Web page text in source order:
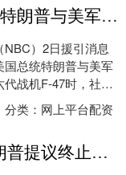
牛8配资 美媒：特朗普与美军高官讨论F-47机密会议，扎克伯格突然闯入
）2日援引消息
国总统特朗普与美军
战机F-47时，社交
官马克·扎克伯....
分类： 网上平台配资
智成网配资 特朗普提议终止季度财报，华尔街发出警示